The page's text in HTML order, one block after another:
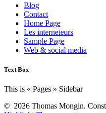
Blog
Contact
Home Page
Les interneteurs
Sample Page
Web & social media
Text Box
This is « Pages » Sidebar
© 2026 Thomas Mongin.